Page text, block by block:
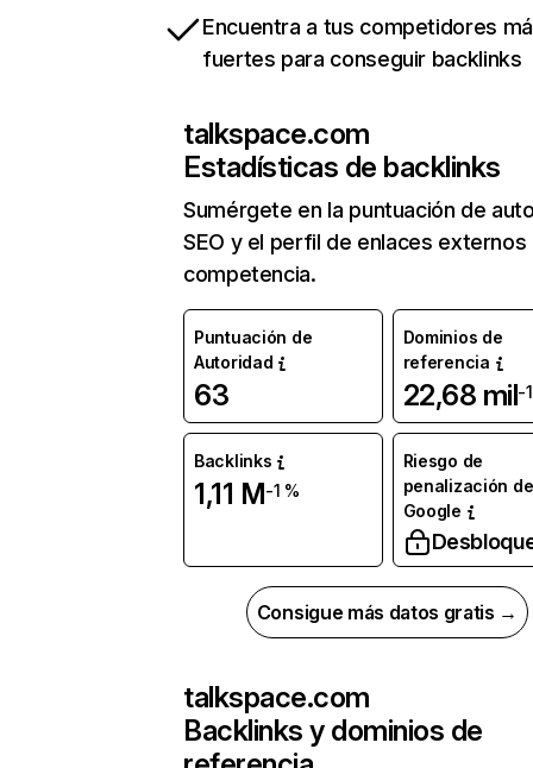
Encuentra a tus competidores
fuertes para conseguir backlinks
talkspace.com
Estadísticas de backlinks
Sumérgete en la puntuación de
SEO y el perfil de enlaces externos
competencia.
Puntuación de
Autoridad
63
Dominios de
referencia
22,68 mil-
Backlinks
1,11 M-1 %
Riesgo de
penalización de
Google
Consigue más datos gratis →
talkspace.com
Backlinks y dominios de